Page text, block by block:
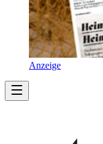
Anzeige